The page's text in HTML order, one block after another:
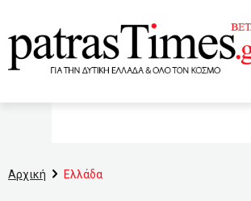
Αρχική Ελλάδα